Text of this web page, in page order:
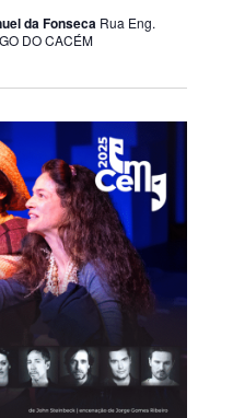
da Fonseca Rua Eng.
DO CACÉM